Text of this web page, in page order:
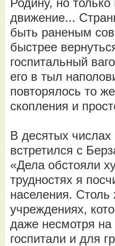
Родину, но только
движение...
быть раненым
быстрее
госпитальный
его в тыл
повторялось то
скопления и
В десятых
встретился с
«Дела обстояли
трудностях я
населения. Столь
учреждениях,
даже несмотря
госпитали и для